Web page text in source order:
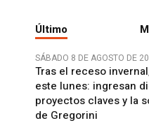
Último
SÁBADO 8 DE AGOSTO DE
Tras el receso
este lunes: ingresan
proyectos claves y la
de Gregorini